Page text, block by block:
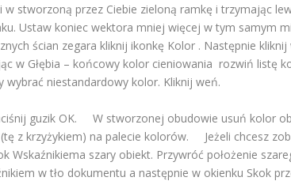
w stworzoną przez Ciebie zieloną ramkę i trzymając
Ustaw koniec wektora mniej więcej w tym samym
ścian zegara kliknij ikonkę Kolor . Następnie kliknij
w Głębia – końcowy kolor cieniowania rozwiń listę
niestandardowy kolor. Kliknij weń.
guzik OK. W stworzonej obudowie usuń kolor
z krzyżykiem) na palecie kolorów. Jeżeli chcesz
Wskaźnikiema szary obiekt. Przywróć położenie
w tło dokumentu a następnie w okienku Skok